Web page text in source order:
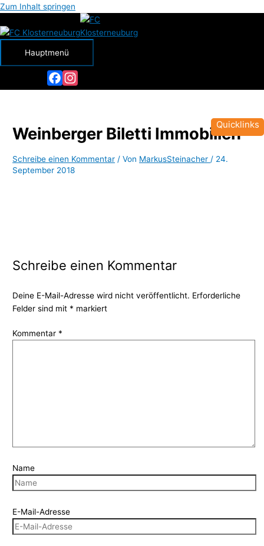
Zum Inhalt springen
Hauptmenü
Weinberger Biletti Immobilien
Schreibe einen Kommentar / Von MarkusSteinacher / 24.
September 2018
Schreibe einen Kommentar
Deine E-Mail-Adresse wird nicht veröffentlicht. Erforderliche
Felder sind mit * markiert
Kommentar *
Name
E-Mail-Adresse
Quicklinks